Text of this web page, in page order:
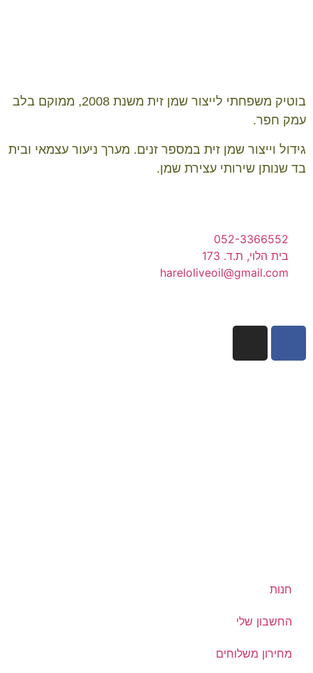
בוטיק משפחתי לייצור שמן זית משנת 2008, ממוקם בלב
עמק חפר.
גידול וייצור שמן זית במספר זנים. מערך ניעור עצמאי ובית
בד שנותן שירותי עצירת שמן.
052-3366552
בית הלוי, ת.ד. 173
hareloliveoil@gmail.com
חנות
החשבון שלי
מחירון משלוחים